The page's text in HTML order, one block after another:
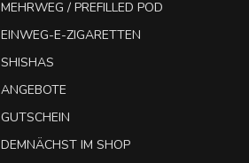
MEHRWEG / PREFILLED POD
EINWEG-E-ZIGARETTEN
SHISHAS
ANGEBOTE
GUTSCHEIN
DEMNÄCHST IM SHOP